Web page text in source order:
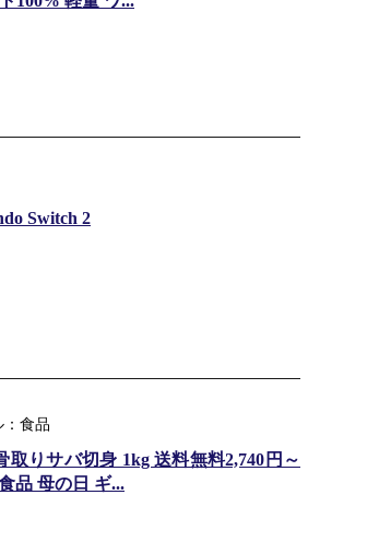
Switch 2
：食品
りサバ切身 1kg 送料無料2,740円～
品 母の日 ギ...